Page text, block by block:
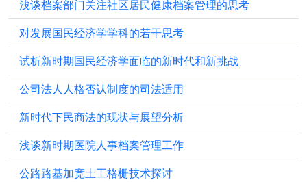
浅谈档案部门关注社区居民健康档案管理的思考
对发展国民经济学学科的若干思考
试析新时期国民经济学面临的新时代和新挑战
公司法人人格否认制度的司法适用
新时代下民商法的现状与展望分析
浅谈新时期医院人事档案管理工作
公路路基加宽土工格栅技术探讨